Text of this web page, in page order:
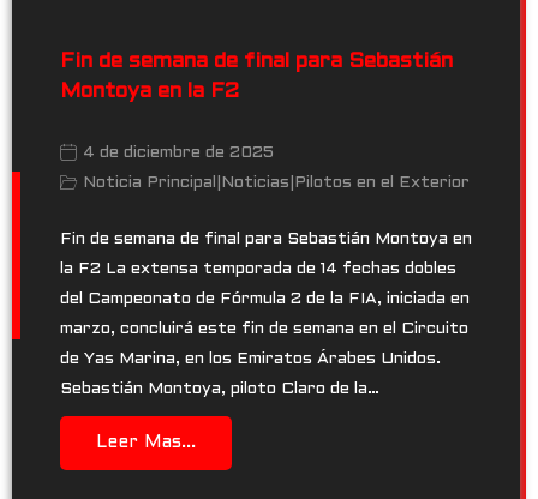
Fin de semana de final para Sebastián
Montoya en la F2
4 de diciembre de 2025
Noticia Principal
Noticias Pilotos en el Exterior
Fin de semana de final para Sebastián Montoya en
la F2 La extensa temporada de 14 fechas dobles
del Campeonato de Fórmula 2 de la FIA, iniciada en
marzo, concluirá este fin de semana en el Circuito
de Yas Marina, en los Emiratos Árabes Unidos.
Sebastián Montoya, piloto Claro de la…
Leer Mas...